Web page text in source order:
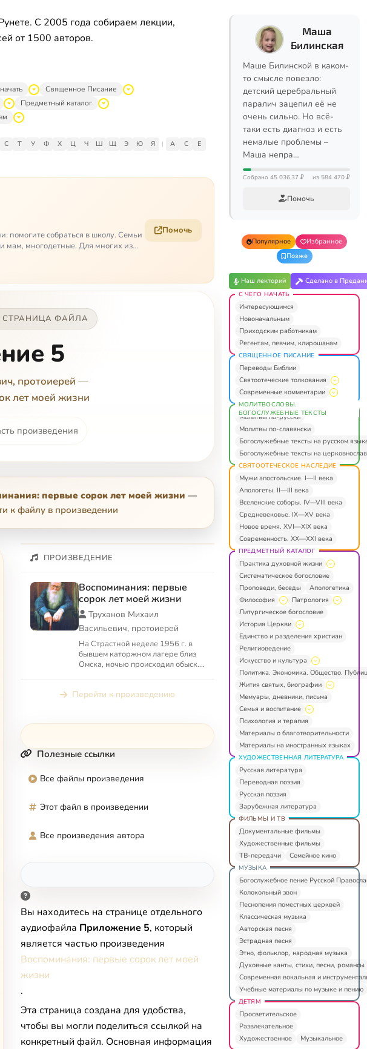
С 2005 года собираем лекции,
от 1500 авторов.
Священное Писание
Предметный каталог
С Т У Ф Х Ц Ч Ш Щ Э Ю Я | A C
E
помогите собраться в школу. Семьи
мам, многодетные. Для многих из
Помочь
СТРАНИЦА ФАЙЛА
5
протоиерей —
лет моей жизни
произведения
первые сорок лет моей жизни —
к файлу в произведении
ПРОИЗВЕДЕНИЕ
Воспоминания: первые
сорок лет моей жизни
Труханов Михаил
Васильевич, протоиерей
На Страстной неделе 1956 г. в
бывшем каторжном лагере близ
Омска, ночью происходил обыск.
Заве...
Перейти к произведению
Полезные ссылки
Все файлы произведения
Этот файл в произведении
Все произведения автора
Вы находитесь на странице отдельного
аудиофайла Приложение 5, который
является частью произведения
Воспоминания: первые сорок лет моей
жизни
.
Эта страница создана для удобства,
чтобы вы могли поделиться ссылкой на
конкретный файл. Основная информация
Маша
Билинская
Маше Билинской в каком-
то смысле повезло:
детский церебральный
паралич зацепил её не
очень сильно. Но всё-
таки есть диагноз и есть
немалые проблемы –
Маша непра…
Собрано 45 036,37 ₽ из 584 470 ₽
Помочь
Популярное
Избранное
Позже
Наш лекторий Сделано в
С ЧЕГО НАЧАТЬ
Интересующимся
Новоначальным
Приходским работникам
Регентам, певчим, клирошанам
СВЯЩЕННОЕ ПИСАНИЕ
Переводы Библии
Святоотеческие толкования
Современные комментарии
МОЛИТВОСЛОВЫ.
БОГОСЛУЖЕБНЫЕ ТЕКСТЫ
Молитвы по-русски
Молитвы по-славянски
Богослужебные тексты на русском
Богослужебные тексты на
СВЯТООТЕЧЕСКОЕ НАСЛЕДИЕ
Мужи апостольские. I—II века
Апологеты. II—III века
Вселенские соборы. IV—VIII века
Средневековье. IX—XV века
Новое время. XVI—XIX века
Современность. XX—XXI века
ПРЕДМЕТНЫЙ КАТАЛОГ
Практика духовной жизни
Систематическое богословие
Проповеди, беседы
Апологетика
Философия
Патрология
Литургическое богословие
История Церкви
Единство и разделения христиан
Религиоведение
Искусство и культура
Политика. Экономика. Общество.
Жития святых, биографии
Мемуары, дневники, письма
Семья и воспитание
Психология и терапия
Материалы о благотворительности
Материалы на иностранных языках
ХУДОЖЕСТВЕННАЯ ЛИТЕРАТУРА
Русская литература
Переводная поэзия
Русская поэзия
Зарубежная литература
ФИЛЬМЫ И ТВ
Документальные фильмы
Художественные фильмы
ТВ-передачи
Семейное кино
МУЗЫКА
Богослужебное пение Русской
Колокольный звон
Песнопения поместных церквей
Классическая музыка
Авторская песня
Эстрадная песня
Этно, фольклор, народная музыка
Духовные канты, стихи, песни, романсы
Современная вокальная и
Учебные материалы по музыке и пению
ДЕТЯМ
Просветительское
Развлекательное
Художественное
Музыкальное